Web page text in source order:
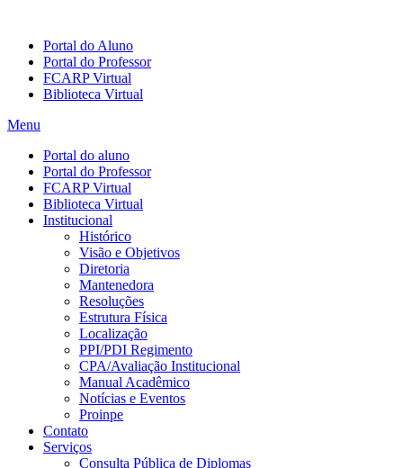
Portal do Aluno
Portal do Professor
FCARP Virtual
Biblioteca Virtual
Menu
Portal do aluno
Portal do Professor
FCARP Virtual
Biblioteca Virtual
Institucional
Histórico
Visão e Objetivos
Diretoria
Mantenedora
Resoluções
Estrutura Física
Localização
PPI/PDI Regimento
CPA/Avaliação Institucional
Manual Acadêmico
Notícias e Eventos
Proinpe
Contato
Serviços
Consulta Pública de Diplomas